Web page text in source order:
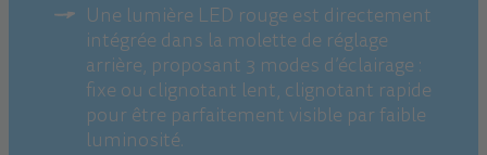
Une lumière LED rouge est directement
intégrée dans la molette de réglage
arrière, proposant 3 modes d’éclairage :
fixe ou clignotant lent, clignotant rapide
pour être parfaitement visible par faible
luminosité.